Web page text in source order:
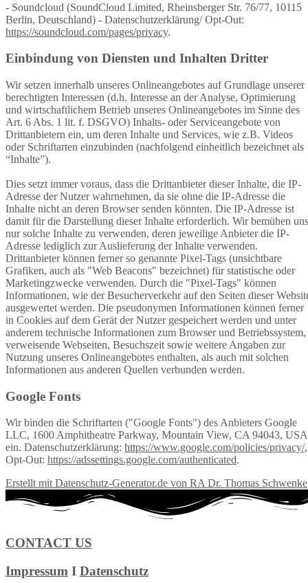
- Soundcloud (SoundCloud Limited, Rheinsberger Str. 76/77, 10115
Berlin, Deutschland) - Datenschutzerklärung/ Opt-Out:
https://soundcloud.com/pages/privacy.
Einbindung von Diensten und Inhalten Dritter
Wir setzen innerhalb unseres Onlineangebotes auf Grundlage unserer
berechtigten Interessen (d.h. Interesse an der Analyse, Optimierung
und wirtschaftlichem Betrieb unseres Onlineangebotes im Sinne des
Art. 6 Abs. 1 lit. f. DSGVO) Inhalts- oder Serviceangebote von
Drittanbietern ein, um deren Inhalte und Services, wie z.B. Videos
oder Schriftarten einzubinden (nachfolgend einheitlich bezeichnet als
“Inhalte”).
Dies setzt immer voraus, dass die Drittanbieter dieser Inhalte, die IP-
Adresse der Nutzer wahrnehmen, da sie ohne die IP-Adresse die
Inhalte nicht an deren Browser senden könnten. Die IP-Adresse ist
damit für die Darstellung dieser Inhalte erforderlich. Wir bemühen uns
nur solche Inhalte zu verwenden, deren jeweilige Anbieter die IP-
Adresse lediglich zur Auslieferung der Inhalte verwenden.
Drittanbieter können ferner so genannte Pixel-Tags (unsichtbare
Grafiken, auch als "Web Beacons" bezeichnet) für statistische oder
Marketingzwecke verwenden. Durch die "Pixel-Tags" können
Informationen, wie der Besucherverkehr auf den Seiten dieser
ausgewertet werden. Die pseudonymen Informationen können ferner
in Cookies auf dem Gerät der Nutzer gespeichert werden und unter
anderem technische Informationen zum Browser und Betriebssystem,
verweisende Webseiten, Besuchszeit sowie weitere Angaben zur
Nutzung unseres Onlineangebotes enthalten, als auch mit solchen
Informationen aus anderen Quellen verbunden werden.
Google Fonts
Wir binden die Schriftarten ("Google Fonts") des Anbieters Google
LLC, 1600 Amphitheatre Parkway, Mountain View, CA 94043,
ein. Datenschutzerklärung: https://www.google.com/policies/privacy/,
Opt-Out: https://adssettings.google.com/authenticated.
Erstellt mit Datenschutz-Generator.de von RA Dr. Thomas Schwenke
CONTACT US
Impressum I Datenschutz